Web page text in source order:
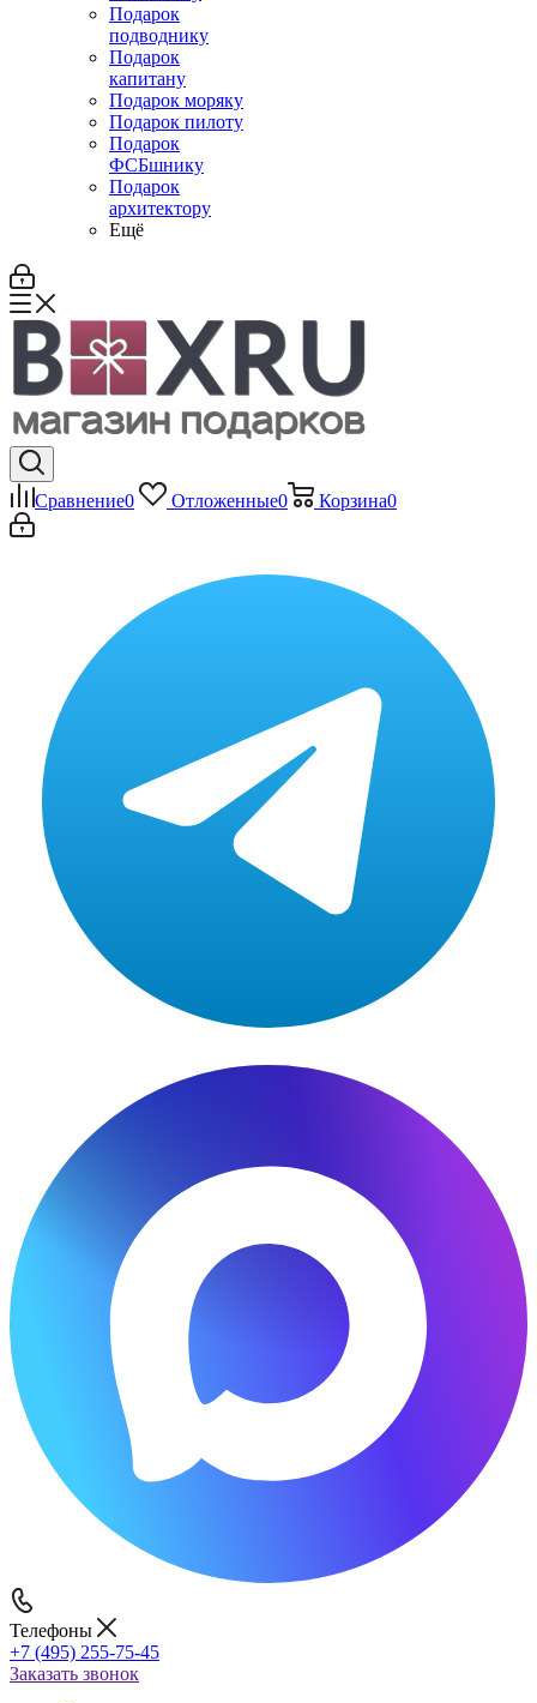
Подарок
подводнику
Подарок
капитану
Подарок моряку
Подарок пилоту
Подарок
ФСБшнику
Подарок
архитектору
Ещё
Сравнение0 Отложенные0 Корзина0
Телефоны
+7 (495) 255-75-45
Заказать звонок